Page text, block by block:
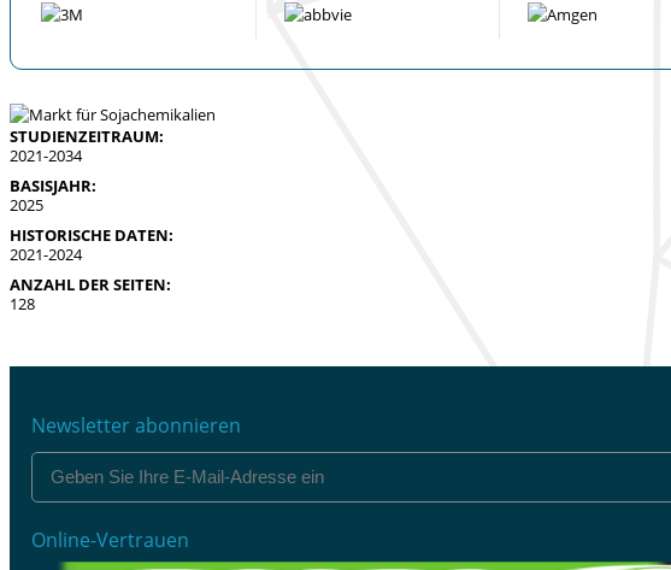
STUDIENZEITRAUM:
2021-2034
BASISJAHR:
2025
HISTORISCHE DATEN:
2021-2024
ANZAHL DER SEITEN:
128
Newsletter abonnieren
Online-Vertrauen